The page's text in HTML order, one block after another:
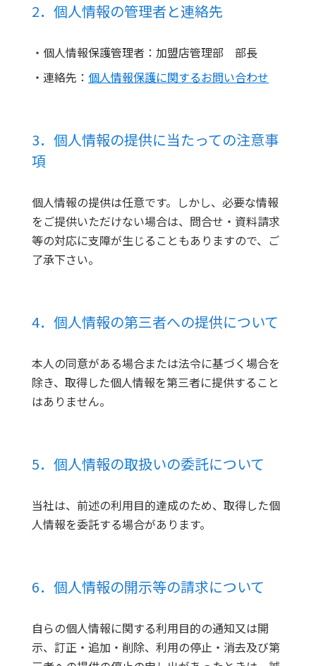
2．個人情報の管理者と連絡先
・個人情報保護管理者：加盟店管理部 部長
・連絡先： 個人情報保護に関するお問い合わせ
3．個人情報の提供に当たっての注意事
項
個人情報の提供は任意です。しかし、必要な情報
をご提供いただけない場合は、問合せ・資料請求
等の対応に支障が生じることもありますので、ご
了承下さい。
4．個人情報の第三者への提供について
本人の同意がある場合または法令に基づく場合を
除き、取得した個人情報を第三者に提供すること
はありません。
5．個人情報の取扱いの委託について
当社は、前述の利用目的達成のため、取得した個
人情報を委託する場合があります。
6．個人情報の開示等の請求について
自らの個人情報に関する利用目的の通知又は開
示、訂正・追加・削除、利用の停止・消去及び第